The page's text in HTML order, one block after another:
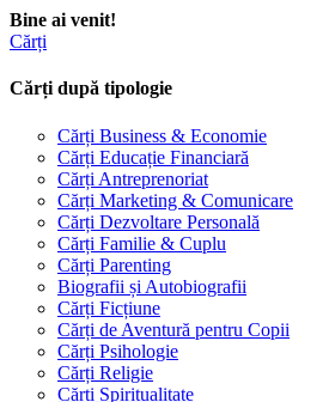
Bine ai venit!
Cărți
Cărți după tipologie
Cărți Business & Economie
Cărți Educație Financiară
Cărți Antreprenoriat
Cărți Marketing & Comunicare
Cărți Dezvoltare Personală
Cărți Familie & Cuplu
Cărți Parenting
Biografii și Autobiografii
Cărți Ficțiune
Cărți de Aventură pentru Copii
Cărți Psihologie
Cărți Religie
Cărți Spiritualitate